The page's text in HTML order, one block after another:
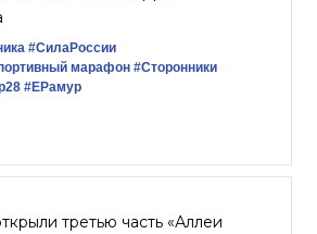
#СилаРоссии
марафон #Сторонники
#ЕРамур
третью часть «Аллеи